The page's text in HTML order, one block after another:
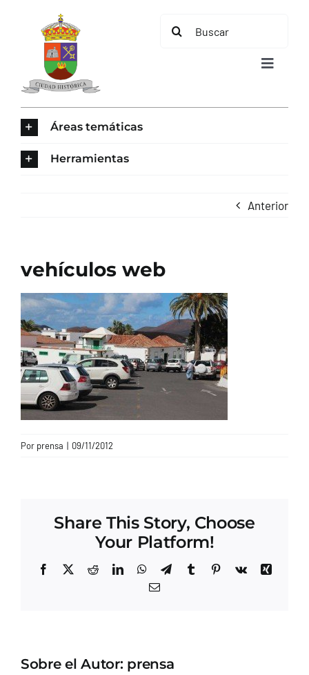
contenido
Buscar:
Toggle
CONTACTO
Áreas temáticas
Herramientas
Anterior
vehículos web
Por prensa | 09/11/2012
Share This Story, Choose
Your Platform!
Facebook
X RedditLinkedInWhatsApp
TelegramTumblrPinterest
Vk
Xing
Correo
Sobre el Autor: prensa